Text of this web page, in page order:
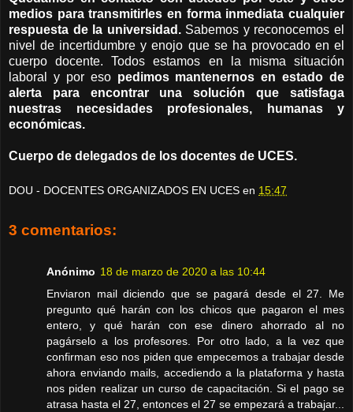
medios para transmitirles en forma inmediata cualquier
respuesta de la universidad . Sabemos y reconocemos el
nivel de incertidumbre y enojo que se ha provocado en el
cuerpo docente. Todos estamos en la misma situación
laboral y por eso pedimos mantenernos en estado de
alerta para encontrar una solución que satisfaga
nuestras necesidades profesionales, humanas y
económicas.
Cuerpo de delegados de los docentes de UCES.
DOU - DOCENTES ORGANIZADOS EN UCES en 15:47
3 comentarios:
Anónimo 18 de marzo de 2020 a las 10:44
Enviaron mail diciendo que se pagará desde el 27. Me
pregunto qué harán con los chicos que pagaron el mes
entero, y qué harán con ese dinero ahorrado al no
pagárselo a los profesores. Por otro lado, a la vez que
confirman eso nos piden que empecemos a trabajar desde
ahora enviando mails, accediendo a la plataforma y hasta
nos piden realizar un curso de capacitación. Si el pago se
atrasa hasta el 27, entonces el 27 se empezará a trabajar...